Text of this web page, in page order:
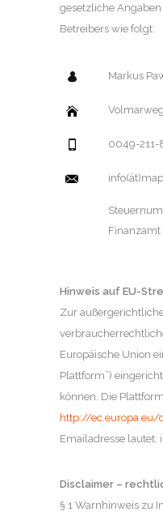
gesetzliche
Betreibers wie folgt:
Markus
0049-
Finanzamt
Hinweis auf EU-
Zur
Europäische Union
Plattform”)
können. Die
http://
Emailadresse lautet:
Disclaimer –
§ 1 Warnhinweis zu